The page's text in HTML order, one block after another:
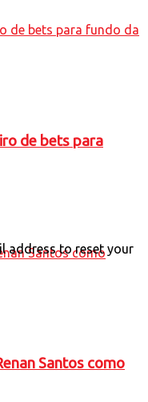
de bets para
Santos como
address to reset your